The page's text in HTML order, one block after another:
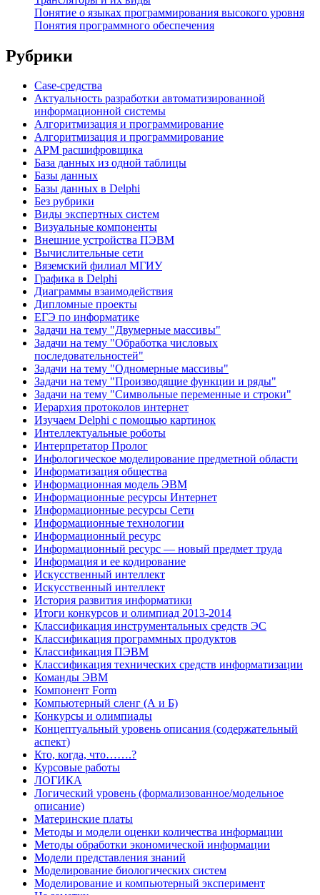
Понятие о языках программирования высокого уровня
Понятия программного обеспечения
Рубрики
Case-средства
Актуальность разработки автоматизированной
информационной системы
Алгоритмизация и программирование
Алгоритмизация и программирование
АРМ расшифровщика
База данных из одной таблицы
Базы данных
Базы данных в Delphi
Без рубрики
Виды экспертных систем
Визуальные компоненты
Внешние устройства ПЭВМ
Вычислительные сети
Вяземский филиал МГИУ
Графика в Delphi
Диаграммы взаимодействия
Дипломные проекты
ЕГЭ по информатике
Задачи на тему "Двумерные массивы"
Задачи на тему "Обработка числовых
последовательностей"
Задачи на тему "Одномерные массивы"
Задачи на тему "Производящие функции и ряды"
Задачи на тему "Символьные переменные и строки"
Иерархия протоколов интернет
Изучаем Delphi с помощью картинок
Интеллектуальные роботы
Интерпретатор Пролог
Инфологическое моделирование предметной области
Информатизация общества
Информационная модель ЭВМ
Информационные ресурсы Интернет
Информационные ресурсы Сети
Информационные технологии
Информационный ресурс
Информационный ресурс — новый предмет труда
Информация и ее кодирование
Искусственный интеллект
Искусственный интеллект
История развития информатики
Итоги конкурсов и олимпиад 2013-2014
Классификация инструментальных средств ЭС
Классификация программных продуктов
Классификация ПЭВМ
Классификация технических средств информатизации
Команды ЭВМ
Компонент Form
Компьютерный сленг (А и Б)
Конкурсы и олимпиады
Концептуальный уровень описания (содержательный
аспект)
Кто, когда, что…….?
Курсовые работы
ЛОГИКА
Логический уровень (формализованное/модельное
описание)
Материнские платы
Методы и модели оценки количества информации
Методы обработки экономической информации
Модели представления знаний
Моделирование биологических систем
Моделирование и компьютерный эксперимент